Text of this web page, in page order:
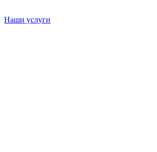
Наши услуги